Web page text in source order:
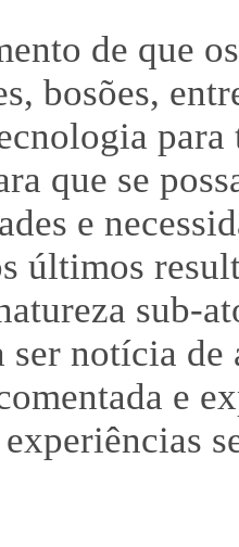
de que
bosões,
que se
e
últimos
sub-
ser notícia
e